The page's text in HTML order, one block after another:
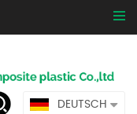
DEUTSCH